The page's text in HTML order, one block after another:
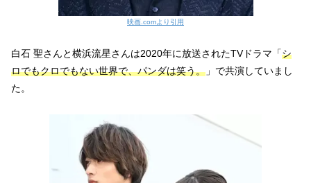
映画.comより引用
白石 聖さんと横浜流星さんは2020年に放送されたTVドラマ「シ
ロでもクロでもない世界で、パンダは笑う。 」で共演していまし
た。